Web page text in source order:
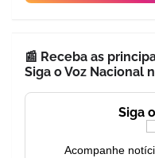
📰 Receba as
Siga o Voz Nacional
Siga
Acompanhe